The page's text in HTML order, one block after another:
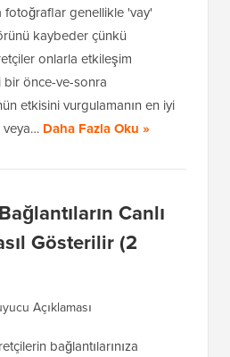
fotoğraflar genellikle 'vay'
kaybeder çünkü
onlarla etkileşim
bir önce-ve-sonra
etkisini vurgulamanın en iyi
Daha Fazla Oku »
Canlı
Gösterilir (2
Açıklaması
bağlantılarınıza